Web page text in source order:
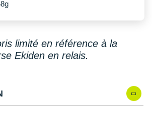
limité en référence à la
Ekiden en relais.